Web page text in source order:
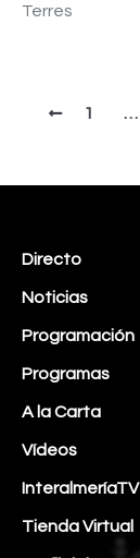
Terres
1 …
Directo
Noticias
Programación
Programas
A la Carta
Vídeos
InteralmeríaTV
Tienda Virtual